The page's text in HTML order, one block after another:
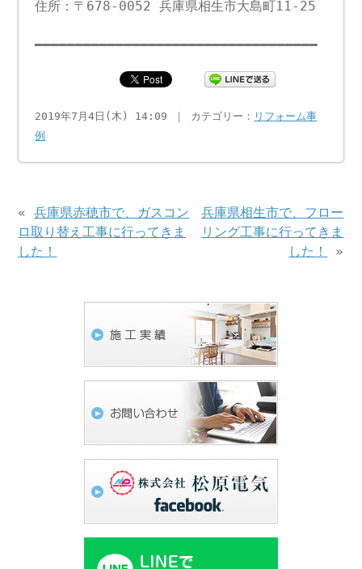
住所：〒678-0052 兵庫県相生市大島町11-25
━━━━━━━━━━━━━━━━━━━━━━━━━━━━━━━━━━━
2019年7月4日(木) 14:09 ｜ カテゴリー： リフォーム事
例
«兵庫県赤穂市で、ガスコン
ロ取り替え工事に行ってきま
した！
兵庫県相生市で、フロー
リング工事に行ってきま
した！
»